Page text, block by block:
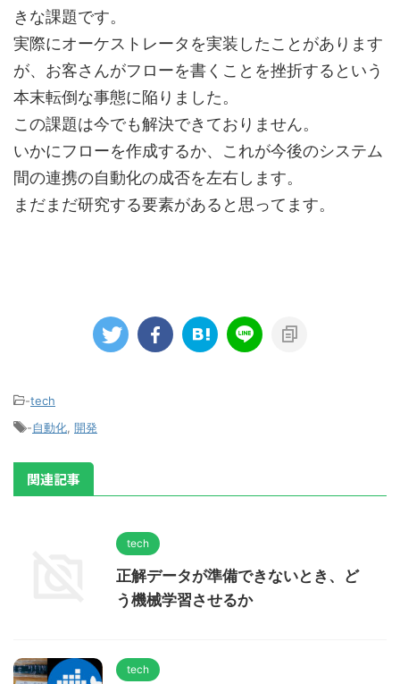
きな課題です。
実際にオーケストレータを実装したことがあります
が、お客さんがフローを書くことを挫折するという
本末転倒な事態に陥りました。
この課題は今でも解決できておりません。
いかにフローを作成するか、これが今後のシステム
間の連携の自動化の成否を左右します。
まだまだ研究する要素があると思ってます。
-tech
-自動化 開発
関連記事
tech
正解データが準備できないとき、ど
う機械学習させるか
tech